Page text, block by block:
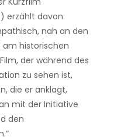
erzählt davon:
nah an den
am historischen
der während des
zu sehen ist,
die er anklagt,
mit der Initiative
den